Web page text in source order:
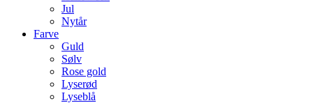
Jul
Nytår
Farve
Guld
Sølv
Rose gold
Lyserød
Lyseblå